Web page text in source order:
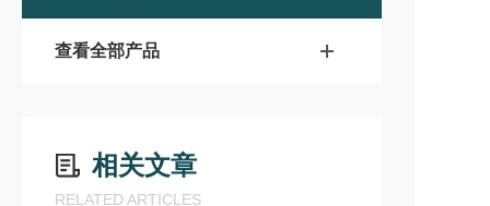
查看全部产品
相关文章
RELATED ARTICLES